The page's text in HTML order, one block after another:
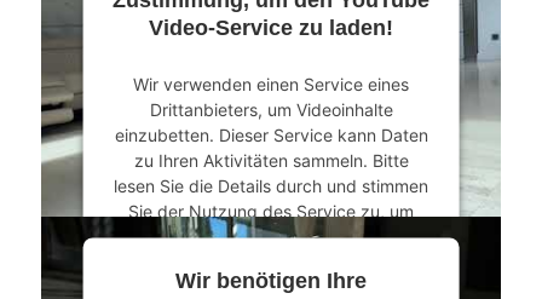
powered byUsercentrics Consent
Management Platform&eRecht24
Video-Service zu laden!
Wir verwenden einen Service eines
Drittanbieters, um Videoinhalte
einzubetten. Dieser Service kann Daten
zu Ihren Aktivitäten sammeln. Bitte
lesen Sie die Details durch und stimmen
Sie der Nutzung des Service zu, um
dieses Video anzusehen.
Mehr Informationen
Wir benötigen Ihre